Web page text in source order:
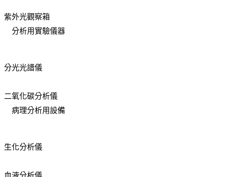
紫外光觀察箱
分析用實驗儀器
分光光譜儀
二氧化碳分析儀
病理分析用設備
生化分析儀